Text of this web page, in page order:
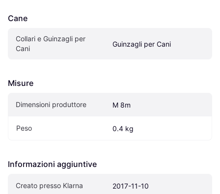
Cane
Collari e Guinzagli per
Cani
Guinzagli per Cani
Misure
Dimensioni produttore M 8m
Peso 0.4 kg
Informazioni aggiuntive
Creato presso Klarna 2017-11-10